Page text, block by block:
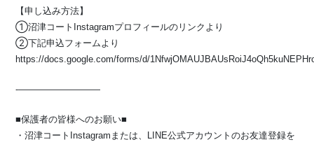
【申し込み方法】
①沼津コートInstagramプロフィールのリンクより
②下記申込フォームより
https://docs.google.com/forms/d/
-—————————
■保護者の皆様へのお願い■
・沼津コートInstagramまたは、LINE公式アカウントのお友達登録を